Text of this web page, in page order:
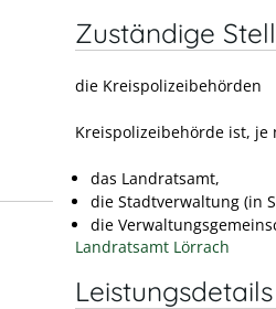
Zuständige
die Kreispolizeibehörden
Kreispolizeibehörde ist, je
das Landratsamt,
die Stadtverwaltung (in
die
Landratsamt Lörrach
Leistungsdetails